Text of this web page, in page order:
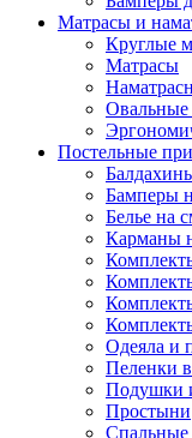
Матрасы и
Круглые
Матрасы
Овальные
Постельные
Бамперы
Белье на
Карманы
Одеяла и
Пеленки
Подушки
Простыни